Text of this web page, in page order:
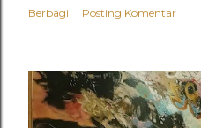
Berbagi Posting Komentar